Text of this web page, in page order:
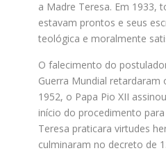
a Madre Teresa. Em 1933,
estavam prontos e seus
teológica e moralmente
O falecimento do
Guerra Mundial retardaram
1952, o Papa Pio XII
início do procedimento
Teresa praticara virtudes
culminaram no decreto de